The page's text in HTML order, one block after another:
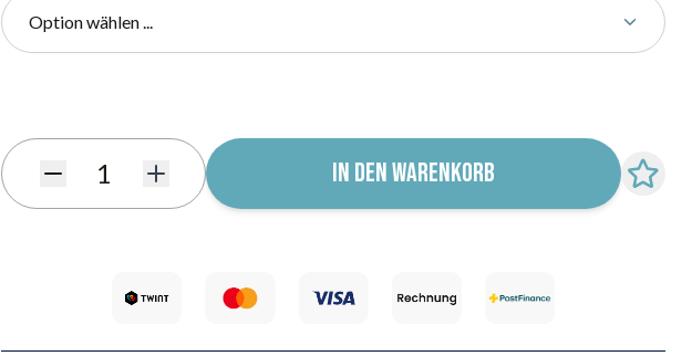
Option wählen ...
IN DEN WARENKORB